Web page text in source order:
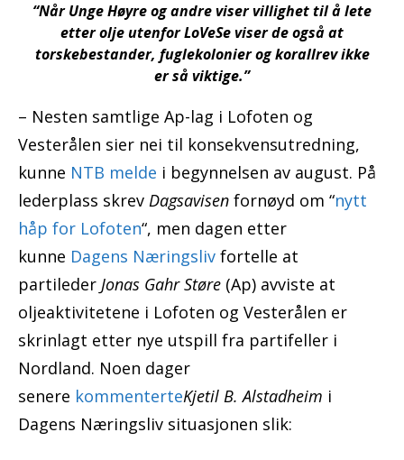
“Når Unge Høyre og andre viser villighet til å lete
etter olje utenfor LoVeSe viser de også at
torskebestander, fuglekolonier og korallrev ikke
er så viktige.”
– Nesten samtlige Ap-lag i Lofoten og
Vesterålen sier nei til konsekvensutredning,
kunne NTB melde i begynnelsen av august. På
lederplass skrev Dagsavisen fornøyd om “nytt
håp for Lofoten“, men dagen etter
kunne Dagens Næringsliv fortelle at
partileder Jonas Gahr Støre (Ap) avviste at
oljeaktivitetene i Lofoten og Vesterålen er
skrinlagt etter nye utspill fra partifeller i
Nordland. Noen dager
senere kommenterteKjetil B. Alstadheim i
Dagens Næringsliv situasjonen slik: